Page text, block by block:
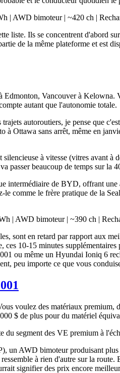
| AWD bimoteur | ~420 ch |
liste. Ils se concentrent d'abord
de la même plateforme et est
Vancouver à
autant que l'autonomie totale.
autoroutiers, je pense que
Ottawa sans arrêt, même en
à vitesse (vitres avant à
beaucoup de temps sur la
intermédiaire de BYD, offrant
comme le frère pratique de la
| AWD bimoteur | ~390 ch |
sont en retard par rapport aux
10-15 minutes
ou même un Hyundai Ioniq 6
peu importe ce que vous
voulez des matériaux premium,
$ de plus pour du matériel
segment des VE premium à
AWD bimoteur produisant
à rien d'autre sur la
signifier des prix encore